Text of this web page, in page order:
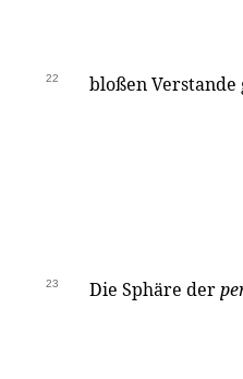
22 bloßen
23 Die Sphäre der